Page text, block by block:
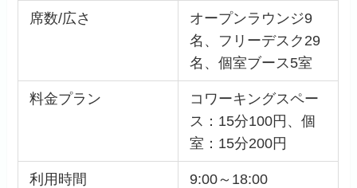
席数/広さ
オープンラウンジ9
名、フリーデスク29
名、個室ブース5室
料金プラン
コワーキングスペー
ス：15分100円、個
室：15分200円
利用時間 9:00～18:00